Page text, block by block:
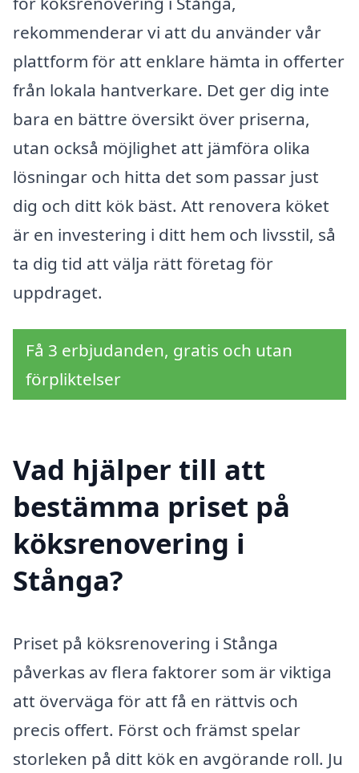
rekommenderar vi att du använder vår
plattform för att enklare hämta in offerter
från lokala hantverkare. Det ger dig inte
bara en bättre översikt över priserna,
utan också möjlighet att jämföra olika
lösningar och hitta det som passar just
dig och ditt kök bäst. Att renovera köket
är en investering i ditt hem och livsstil, så
ta dig tid att välja rätt företag för
uppdraget.
Få 3 erbjudanden, gratis och utan
förpliktelser
Vad hjälper till att
bestämma priset på
köksrenovering i
Stånga?
Priset på köksrenovering i Stånga
påverkas av flera faktorer som är viktiga
att överväga för att få en rättvis och
precis offert. Först och främst spelar
storleken på ditt kök en avgörande roll. Ju